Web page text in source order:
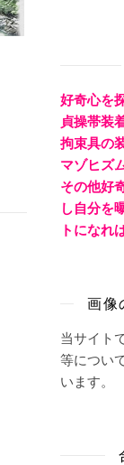
好奇心を
貞操帯装
拘束具の
マゾヒズ
その他好
し自分を
トになれ
画像
当サイト
等につい
います。